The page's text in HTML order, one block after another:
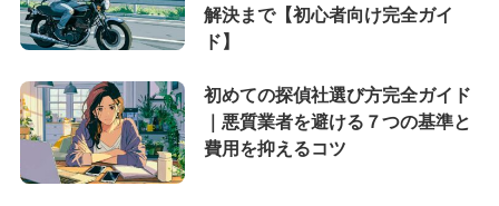
解決まで【初心者向け完全ガイ
ド】
初めての探偵社選び方完全ガイド
｜悪質業者を避ける７つの基準と
費用を抑えるコツ